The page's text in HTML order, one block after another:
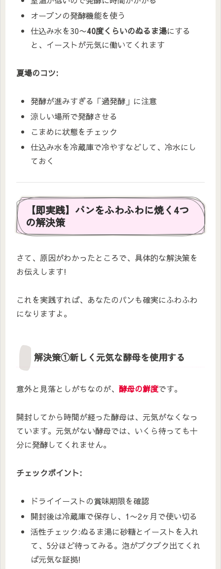
オーブンの発酵機能を使う
仕込み水を30〜40度くらいのぬるま湯にする
と、イーストが元気に働いてくれます
夏場のコツ:
発酵が進みすぎる「過発酵」に注意
涼しい場所で発酵させる
こまめに状態をチェック
仕込み水を冷蔵庫で冷やすなどして、冷水にし
ておく
【即実践】パンをふわふわに焼く4つ
の解決策
さて、原因がわかったところで、具体的な解決策を
お伝えします!
これを実践すれば、あなたのパンも確実にふわふわ
になりますよ。
解決策①新しく元気な酵母を使用する
意外と見落としがちなのが、 酵母の鮮度です。
開封してから時間が経った酵母は、元気がなくなっ
ています。元気がない酵母では、いくら待っても十
分に発酵してくれません。
チェックポイント:
ドライイーストの賞味期限を確認
開封後は冷蔵庫で保存し、1〜2ヶ月で使い切る
活性チェック:ぬるま湯に砂糖とイーストを入れ
て、5分ほど待ってみる。泡がブクブク出てくれ
ば元気な証拠!